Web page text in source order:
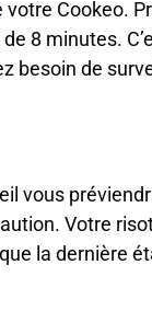
Cookeo.
8 minutes.
besoin de
vous
Votre
la dernière